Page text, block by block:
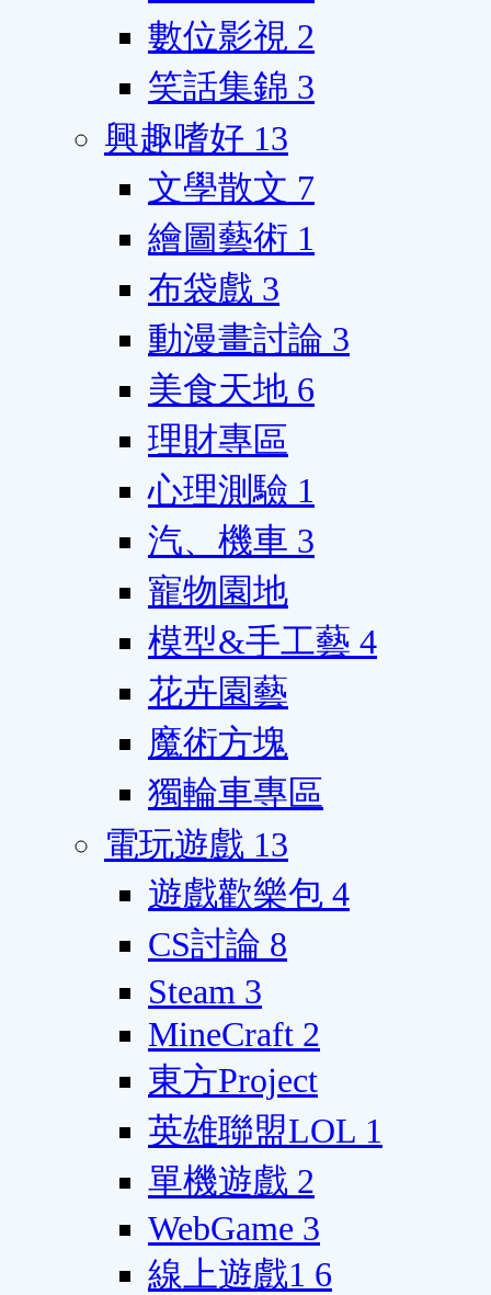
數位影視 2
笑話集錦 3
興趣嗜好 13
文學散文 7
繪圖藝術 1
布袋戲 3
動漫畫討論 3
美食天地 6
理財專區
心理測驗 1
汽、機車 3
寵物園地
模型&手工藝 4
花卉園藝
魔術方塊
獨輪車專區
電玩遊戲 13
遊戲歡樂包 4
CS討論 8
Steam 3
MineCraft 2
東方Project
英雄聯盟LOL 1
單機遊戲 2
WebGame 3
線上遊戲1 6